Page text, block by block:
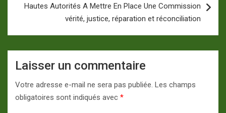
Hautes Autorités A Mettre En Place Une Commission
vérité, justice, réparation et réconciliation
Laisser un commentaire
Votre adresse e-mail ne sera pas publiée. Les champs
obligatoires sont indiqués avec *